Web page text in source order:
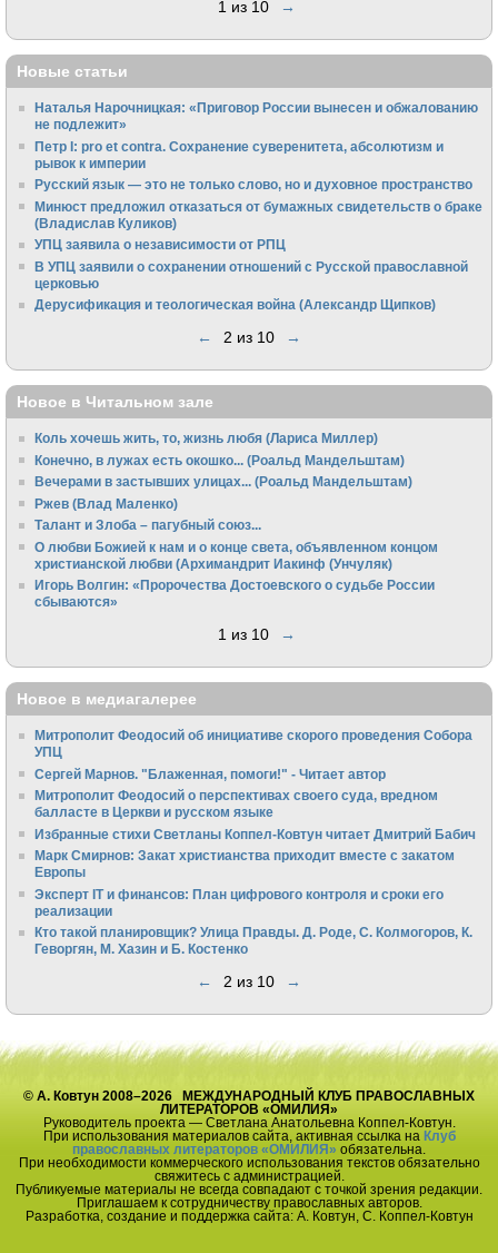
1 из 10 →
Новые статьи
Наталья Нарочницкая: «Приговор России вынесен и обжалованию
не подлежит»
Петр I: pro et contra. Сохранение суверенитета, абсолютизм и
рывок к империи
Русский язык — это не только слово, но и духовное пространство
Минюст предложил отказаться от бумажных свидетельств о браке
(Владислав Куликов)
УПЦ заявила о независимости от РПЦ
В УПЦ заявили о сохранении отношений с Русской православной
церковью
Дерусификация и теологическая война (Александр Щипков)
← 2 из 10 →
Новое в Читальном зале
Коль хочешь жить, то, жизнь любя (Лариса Миллер)
Конечно, в лужах есть окошко... (Роальд Мандельштам)
Вечерами в застывших улицах... (Роальд Мандельштам)
Ржев (Влад Маленко)
Талант и Злоба – пагубный союз...
О любви Божией к нам и о конце света, объявленном концом
христианской любви (Архимандрит Иакинф (Унчуляк)
Игорь Волгин: «Пророчества Достоевского о судьбе России
сбываются»
1 из 10 →
Новое в медиагалерее
Митрополит Феодосий об инициативе скорого проведения Собора
УПЦ
Сергей Марнов. "Блаженная, помоги!" - Читает автор
Митрополит Феодосий о перспективах своего суда, вредном
балласте в Церкви и русском языке
Избранные стихи Светланы Коппел-Ковтун читает Дмитрий Бабич
Марк Смирнов: Закат христианства приходит вместе с закатом
Европы
Эксперт IT и финансов: План цифрового контроля и сроки его
реализации
Кто такой планировщик? Улица Правды. Д. Роде, С. Колмогоров, К.
Геворгян, М. Хазин и Б. Костенко
← 2 из 10 →
© А. Ковтун 2008–2026 МЕЖДУНАРОДНЫЙ КЛУБ ПРАВОСЛАВНЫХ
ЛИТЕРАТОРОВ «ОМИЛИЯ»
Руководитель проекта — Светлана Анатольевна Коппел-Ковтун.
При использования материалов сайта, активная ссылка на Клуб
православных литераторов «ОМИЛИЯ» обязательна.
При необходимости коммерческого использования текстов обязательно
свяжитесь с администрацией.
Публикуемые материалы не всегда совпадают с точкой зрения редакции.
Приглашаем к сотрудничеству православных авторов.
Разработка, создание и поддержка сайта: А. Ковтун, С. Коппел-Ковтун